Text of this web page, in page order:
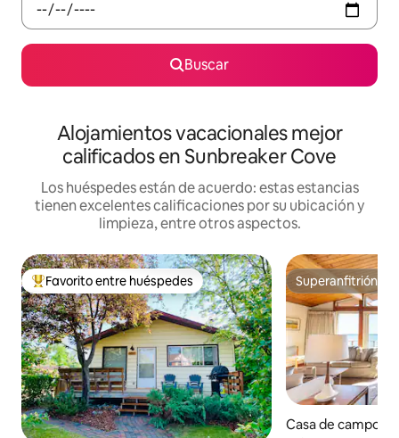
Buscar
Alojamientos vacacionales mejor
calificados en Sunbreaker Cove
Los huéspedes están de acuerdo: estas estancias
tienen excelentes calificaciones por su ubicación y
limpieza, entre otros aspectos.
De los mejores en Favorito entre huéspedes
Favorito entre huéspedes Superanfitrión
Superanfitrión
Casa de campo